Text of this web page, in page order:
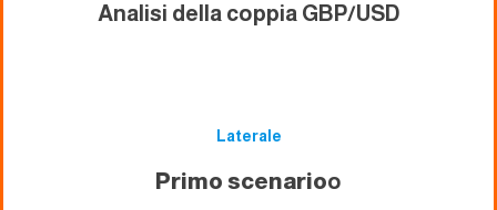
Analisi della coppia GBP/USD
Laterale
Primo scenarioo